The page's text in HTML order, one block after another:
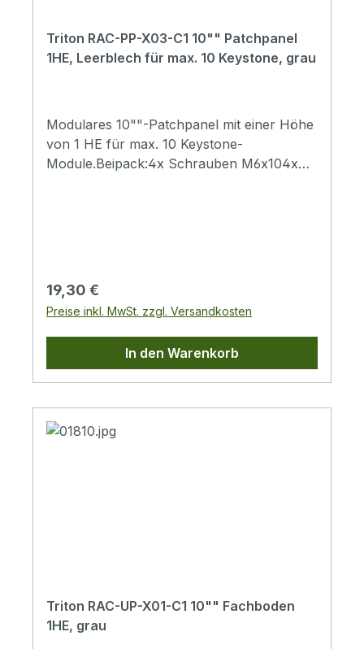
Triton RAC-PP-X03-C1 10"" Patchpanel
1HE, Leerblech für max. 10 Keystone, grau
Modulares 10""-Patchpanel mit einer Höhe
von 1 HE für max. 10 Keystone-
Module.Beipack:4x Schrauben M6x104x
Regulärer Preis:
19,30 €
Preise inkl. MwSt. zzgl. Versandkosten
In den Warenkorb
Triton RAC-UP-X01-C1 10"" Fachboden
1HE, grau